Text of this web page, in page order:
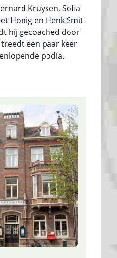
Kruysen, Sofia
Honig en Henk Smit
hij gecoached door
een paar keer
podia.